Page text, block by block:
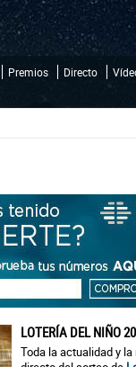
Premios Directo
LOTERÍA DEL NIÑO
Toda la actualidad y